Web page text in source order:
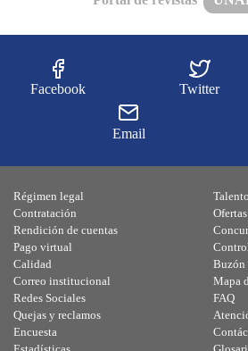
Facebook Twitter
Email
Régimen legal
Contratación
Rendición de cuentas
Pago virtual
Calidad
Buzón
Correo institucional
Redes Sociales
Quejas y reclamos
Encuesta
Mapa
FAQ